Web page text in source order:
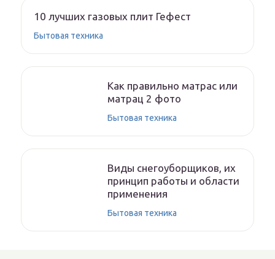
10 лучших газовых плит Гефест
Бытовая техника
Как правильно матрас или
матрац 2 фото
Бытовая техника
Виды снегоуборщиков, их
принцип работы и области
применения
Бытовая техника